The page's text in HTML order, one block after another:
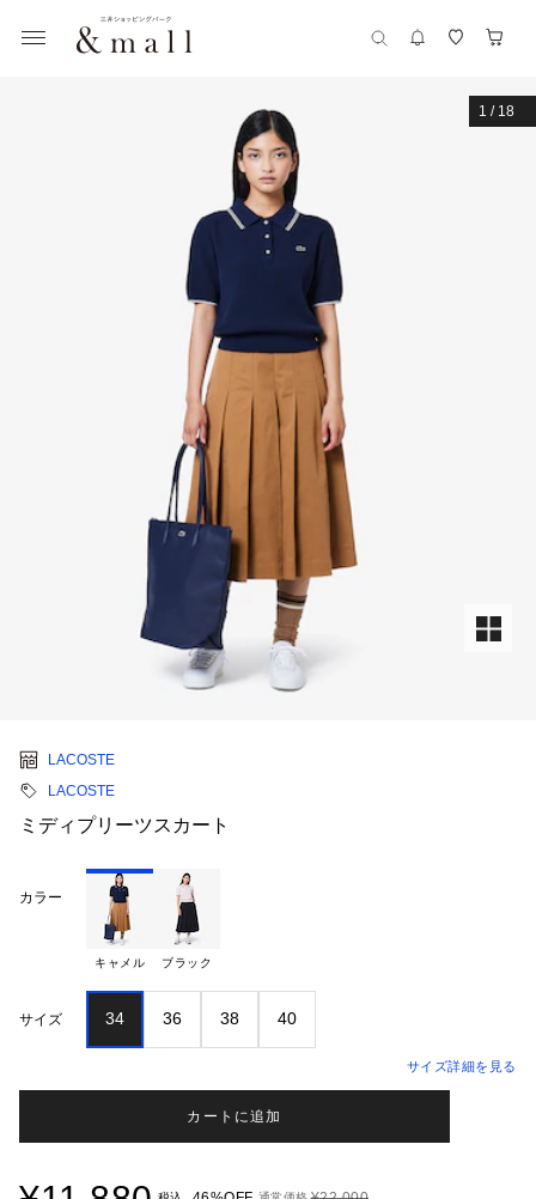
1 / 18
LACOSTE
LACOSTE
ミディプリーツスカート
カラー
キャメル ブラック
サイズ 34 36 38 40
サイズ詳細を見る
カートに追加